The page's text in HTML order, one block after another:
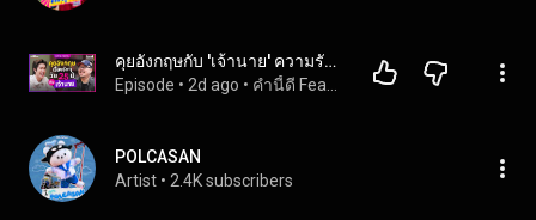
คุยอังกฤษกับ 'เจ้านาย' ความรักของศิลปินหนุ่ม Gen Z และอัลบั้มแรกในชีวิต | คำนี้ดี Feat. EP.210
Episode • 2d ago •
POLCASAN
Artist • 2.4K subscribers